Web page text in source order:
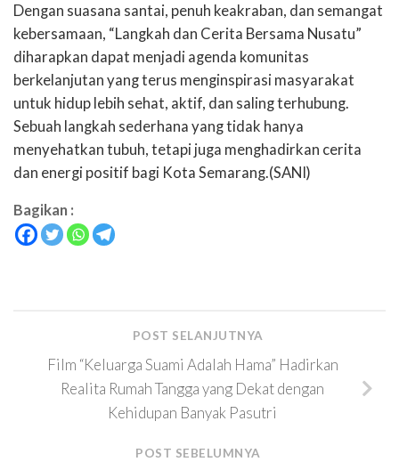
Dengan suasana santai, penuh keakraban, dan semangat
kebersamaan, “Langkah dan Cerita Bersama Nusatu”
diharapkan dapat menjadi agenda komunitas
berkelanjutan yang terus menginspirasi masyarakat
untuk hidup lebih sehat, aktif, dan saling terhubung.
Sebuah langkah sederhana yang tidak hanya
menyehatkan tubuh, tetapi juga menghadirkan cerita
dan energi positif bagi Kota Semarang.(SANI)
Bagikan :
POST SELANJUTNYA
Film “Keluarga Suami Adalah Hama” Hadirkan
Realita Rumah Tangga yang Dekat dengan
Kehidupan Banyak Pasutri
POST SEBELUMNYA